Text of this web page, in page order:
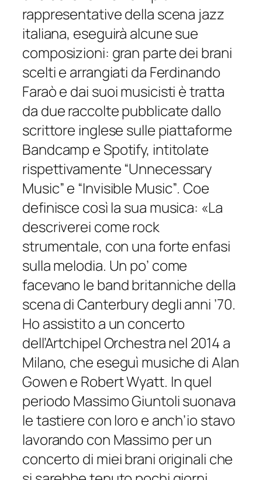
rappresentative della scena jazz
italiana, eseguirà alcune sue
composizioni: gran parte dei brani
scelti e arrangiati da Ferdinando
Faraò e dai suoi musicisti è tratta
da due raccolte pubblicate dallo
scrittore inglese sulle piattaforme
Bandcamp e Spotify, intitolate
rispettivamente “Unnecessary
Music”e “Invisible Music”. Coe
definisce così la sua musica: «La
descriverei come rock
strumentale, con una forte enfasi
sulla melodia. Un po’ come
facevano le band britanniche della
scena di Canterbury degli anni ’70.
Ho assistito a un concerto
dell’Artchipel Orchestra nel 2014 a
Milano, che eseguì musiche di Alan
Gowen e Robert Wyatt. In quel
periodo Massimo Giuntoli suonava
le tastiere con loro e anch’io stavo
lavorando con Massimo per un
concerto di miei brani originali che